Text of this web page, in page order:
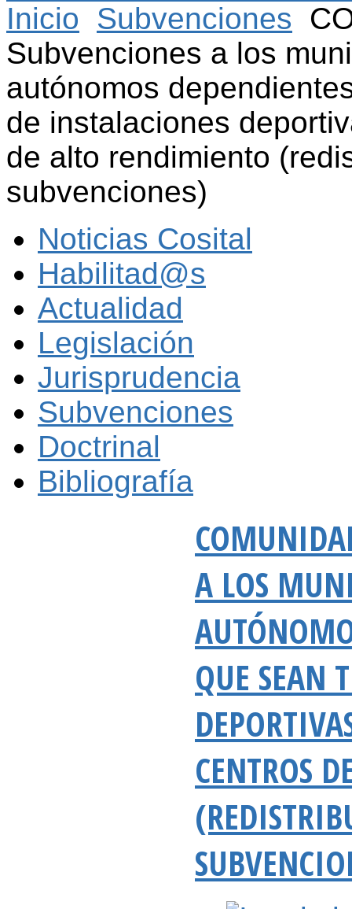
Inicio Subvenciones
Subvenciones a los
autónomos
de instalaciones
de alto rendimiento
subvenciones)
Noticias Cosital
Habilitad@s
Actualidad
Legislación
Jurisprudencia
Subvenciones
Doctrinal
Bibliografía
A LOS
QUE SEAN
CENTROS